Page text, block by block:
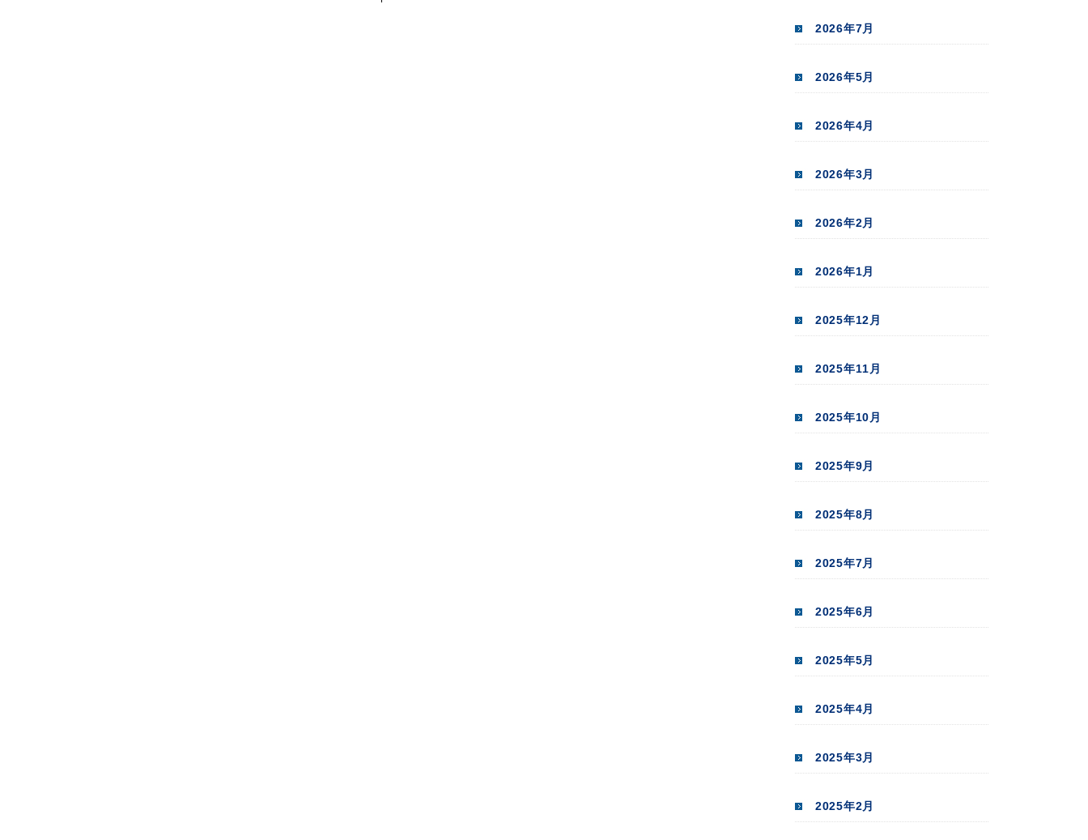
2026年7月
2026年5月
2026年4月
2026年3月
2026年2月
2026年1月
2025年12月
2025年11月
2025年10月
2025年9月
2025年8月
2025年7月
2025年6月
2025年5月
2025年4月
2025年3月
2025年2月